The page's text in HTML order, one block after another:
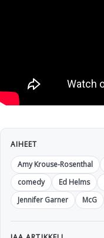
AIHEET
Amy Krouse-Rosenthal
comedy
Ed Helms
Jennifer Garner
McG